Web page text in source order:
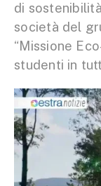
di
società del
“Missione
studenti in